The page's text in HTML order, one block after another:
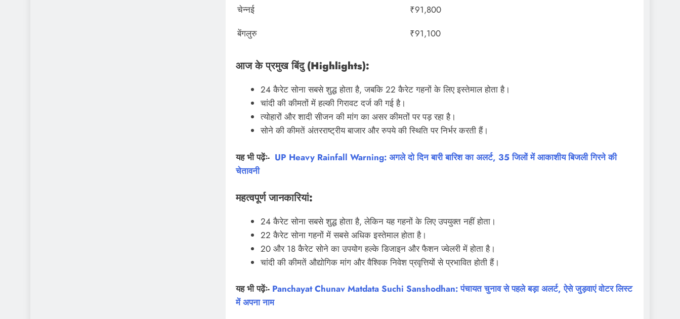
चेन्नई
₹91,800
बेंगलुरु
₹91,100
आज के प्रमुख बिंदु (Highlights):
24 कैरेट सोना सबसे शुद्ध होता है, जबकि 22 कैरेट गहनों के लिए इस्तेमाल होता है।
चांदी की कीमतों में हल्की गिरावट दर्ज की गई है।
त्योहारों और शादी सीजन की मांग का असर कीमतों पर पड़ रहा है।
सोने की कीमतें अंतरराष्ट्रीय बाजार और रुपये की स्थिति पर निर्भर करती हैं।
यह भी पढ़ेंः- UP Heavy Rainfall Warning: अगले दो दिन बारी बारिश का अलर्ट, 35 जिलों में आकाशीय बिजली गिरने की
चेतावनी
महत्वपूर्ण जानकारियां:
24 कैरेट सोना सबसे शुद्ध होता है, लेकिन यह गहनों के लिए उपयुक्त नहीं होता।
22 कैरेट सोना गहनों में सबसे अधिक इस्तेमाल होता है।
20 और 18 कैरेट सोने का उपयोग हल्के डिजाइन और फैशन ज्वेलरी में होता है।
चांदी की कीमतें औद्योगिक मांग और वैश्विक निवेश प्रवृत्तियों से प्रभावित होती हैं।
यह भी पढ़ेंः- Panchayat Chunav Matdata Suchi Sanshodhan: पंचायत चुनाव से पहले बड़ा अलर्ट, ऐसे जुड़वाएं वोटर लिस्ट
में अपना नाम